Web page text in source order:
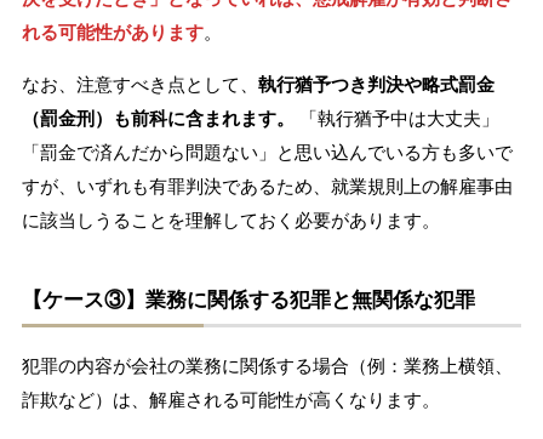
れる可能性があります。
なお、注意すべき点として、 執行猶予つき判決や略式罰金
（罰金刑）も前科に含まれます。
「執行猶予中は大丈夫」
「罰金で済んだから問題ない」と思い込んでいる方も多いで
すが、いずれも有罪判決であるため、就業規則上の解雇事由
に該当しうることを理解しておく必要があります。
【ケース③】業務に関係する犯罪と無関係な犯罪
犯罪の内容が会社の業務に関係する場合（例：業務上横領、
詐欺など）は、解雇される可能性が高くなります。